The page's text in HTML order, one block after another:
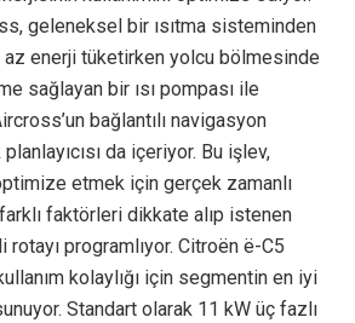
geleneksel bir ısıtma sisteminden
enerji tüketirken yolcu bölmesinde
sağlayan bir ısı pompası ile
bağlantılı navigasyon
da içeriyor. Bu işlev,
etmek için gerçek zamanlı
faktörleri dikkate alıp istenen
programlıyor. Citroën ë-C5
kolaylığı için segmentin en iyi
Standart olarak 11 kW üç fazlı